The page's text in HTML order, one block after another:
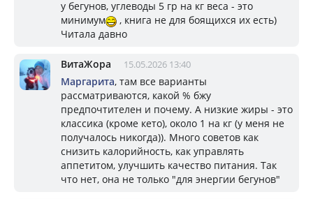
у бегунов, углеводы 5 гр на кг веса - это
минимум
, книга не для боящихся их есть)
Читала давно
ВитаЖора 15.05.2026 13:40
Маргарита, там все варианты
рассматриваются, какой % бжу
предпочтителен и почему. А низкие жиры - это
классика (кроме кето), около 1 на кг (у меня не
получалось никогда)). Много советов как
снизить калорийность, как управлять
аппетитом, улучшить качество питания. Так
что нет, она не только "для энергии бегунов"